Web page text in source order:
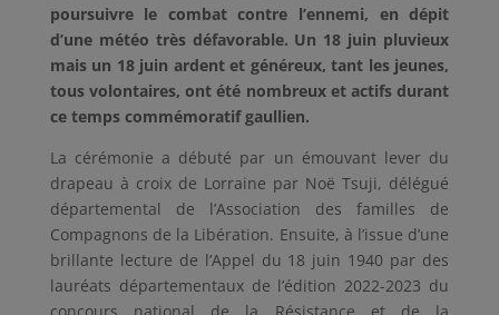
poursuivre le combat contre l’ennemi, en dépit
d’une météo très défavorable. Un 18 juin pluvieux
mais un 18 juin ardent et généreux, tant les jeunes,
tous volontaires, ont été nombreux et actifs durant
ce temps commémoratif gaullien.
La cérémonie a débuté par un émouvant lever du
drapeau à croix de Lorraine par Noë Tsuji, délégué
départemental de l’Association des familles de
Compagnons de la Libération. Ensuite, à l’issue d’une
brillante lecture de l’Appel du 18 juin 1940 par des
lauréats départementaux de l’édition 2022-2023 du